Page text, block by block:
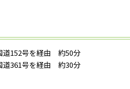
道152号を経由 約50分
道361号を経由 約30分